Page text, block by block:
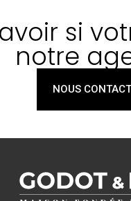
si
notre
NOUS